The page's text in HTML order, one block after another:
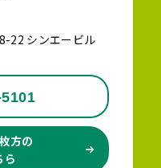
22 シンエービル
方の
ら